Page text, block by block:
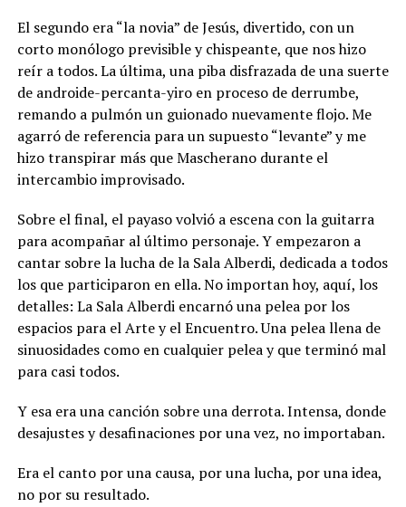
El segundo era “la novia” de Jesús, divertido, con un
corto monólogo previsible y chispeante, que nos hizo
reír a todos. La última, una piba disfrazada de una suerte
de androide-percanta-yiro en proceso de derrumbe,
remando a pulmón un guionado nuevamente flojo. Me
agarró de referencia para un supuesto “levante” y me
hizo transpirar más que Mascherano durante el
intercambio improvisado.
Sobre el final, el payaso volvió a escena con la guitarra
para acompañar al último personaje. Y empezaron a
cantar sobre la lucha de la Sala Alberdi, dedicada a todos
los que participaron en ella. No importan hoy, aquí, los
detalles: La Sala Alberdi encarnó una pelea por los
espacios para el Arte y el Encuentro. Una pelea llena de
sinuosidades como en cualquier pelea y que terminó mal
para casi todos.
Y esa era una canción sobre una derrota. Intensa, donde
desajustes y desafinaciones por una vez, no importaban.
Era el canto por una causa, por una lucha, por una idea,
no por su resultado.